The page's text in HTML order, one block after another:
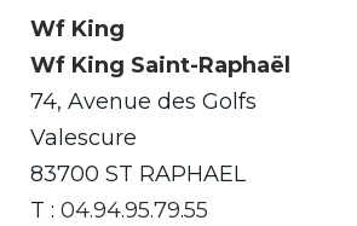
Wf King
Wf King Saint-Raphaël
74, Avenue des Golfs
Valescure
83700 ST RAPHAEL
T : 04.94.95.79.55